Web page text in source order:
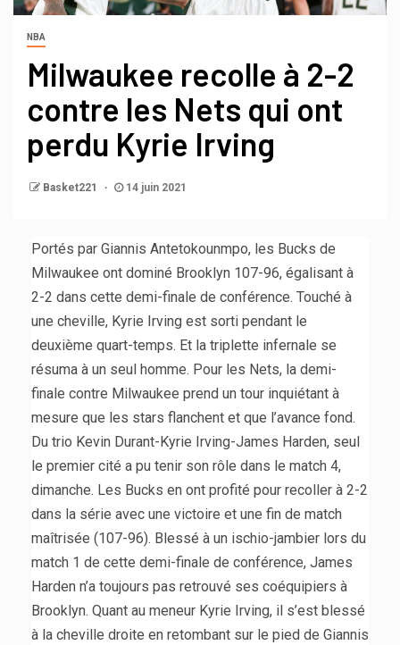
NBA
Milwaukee recolle à 2-2
contre les Nets qui ont
perdu Kyrie Irving
Basket221 14 juin 2021
Portés par Giannis Antetokounmpo, les Bucks de
Milwaukee ont dominé Brooklyn 107-96, égalisant à
2-2 dans cette demi-finale de conférence. Touché à
une cheville, Kyrie Irving est sorti pendant le
deuxième quart-temps. Et la triplette infernale se
résuma à un seul homme. Pour les Nets, la demi-
finale contre Milwaukee prend un tour inquiétant à
mesure que les stars flanchent et que l’avance fond.
Du trio Kevin Durant-Kyrie Irving-James Harden, seul
le premier cité a pu tenir son rôle dans le match 4,
dimanche. Les Bucks en ont profité pour recoller à 2-2
dans la série avec une victoire et une fin de match
maîtrisée (107-96). Blessé à un ischio-jambier lors du
match 1 de cette demi-finale de conférence, James
Harden n’a toujours pas retrouvé ses coéquipiers à
Brooklyn. Quant au meneur Kyrie Irving, il s’est blessé
à la cheville droite en retombant sur le pied de Giannis